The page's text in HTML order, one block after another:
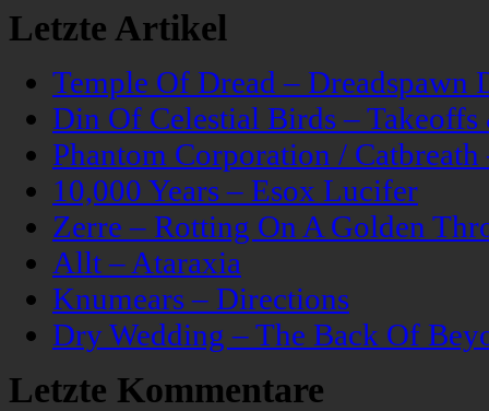
Letzte Artikel
Temple Of Dread – Dreadspawn
Din Of Celestial Birds –
Phantom Corporation /
10,000 Years – Esox Lucifer
Zerre – Rotting On A Golden
Allt – Ataraxia
Knumears – Directions
Dry Wedding – The Back Of
Letzte Kommentare